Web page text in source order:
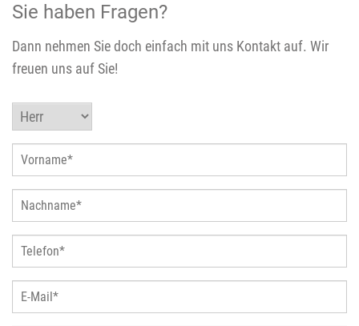
Sie haben Fragen?
Dann nehmen Sie doch einfach mit uns Kontakt auf. Wir
freuen uns auf Sie!